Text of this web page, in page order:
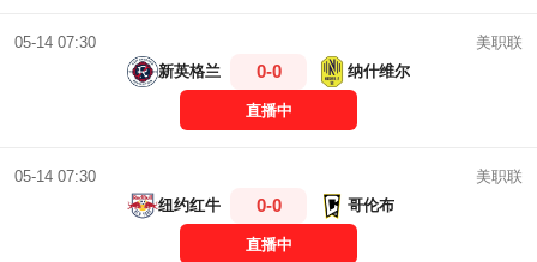
05-14 07:30
美职联
新英格兰
0-0 纳什维尔
直播中
05-14 07:30
美职联
纽约红牛
0-0 哥伦布
直播中